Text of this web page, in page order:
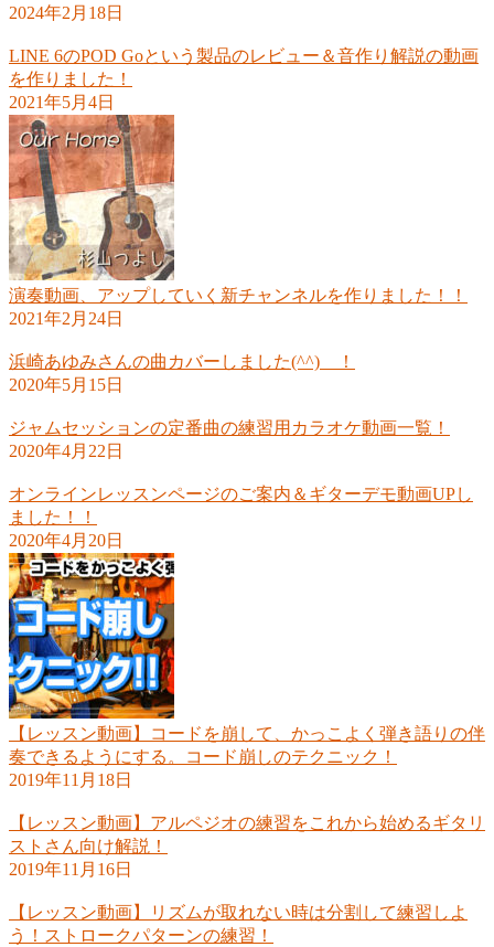
2024年2月18日
LINE 6のPOD Goという製品のレビュー＆音作り解説の動画
を作りました！
2021年5月4日
演奏動画、アップしていく新チャンネルを作りました！！
2021年2月24日
浜崎あゆみさんの曲カバーしました(^^) ！
2020年5月15日
ジャムセッションの定番曲の練習用カラオケ動画一覧！
2020年4月22日
オンラインレッスンページのご案内＆ギターデモ動画UPし
ました！！
2020年4月20日
【レッスン動画】コードを崩して、かっこよく弾き語りの伴
奏できるようにする。コード崩しのテクニック！
2019年11月18日
【レッスン動画】アルペジオの練習をこれから始めるギタリ
ストさん向け解説！
2019年11月16日
【レッスン動画】リズムが取れない時は分割して練習しよ
う！ストロークパターンの練習！